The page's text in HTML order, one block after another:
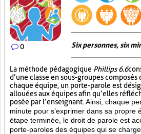
0 Six personnes, six
La méthode pédagogique Phillips 6.6
d’une classe en sous-groupes composés
chaque équipe, un porte-parole est
allouées aux équipes afin qu’elles
posée par l’enseignant. Ainsi, chaque
minute pour s’exprimer dans sa propre
étape terminée, le droit de parole est
porte-paroles des équipes qui se